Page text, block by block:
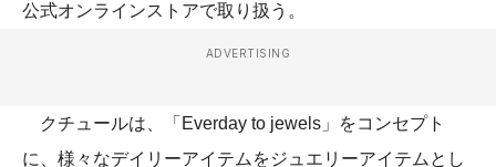
公式オンラインストアで取り扱う。
ADVERTISING
クチュールは、「Everday to jewels」をコンセプト
に、様々なデイリーアイテムをジュエリーアイテムとし